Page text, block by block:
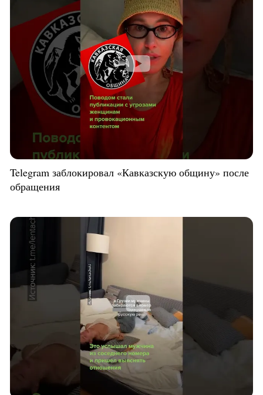
Telegram заблокировал «Кавказскую общину» после
обращения